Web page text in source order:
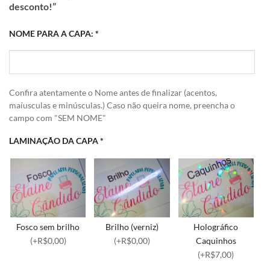
desconto!”
NOME PARA A CAPA: *
Confira atentamente o Nome antes de finalizar (acentos,
maíusculas e minúsculas.) Caso não queira nome, preencha o
campo com "SEM NOME"
LAMINAÇÃO DA CAPA*
Fosco sem brilho
(+R$0,00)
Brilho (verniz)
(+R$0,00)
Holográfico
Caquinhos
(+R$7,00)